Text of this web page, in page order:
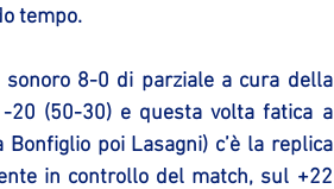
tempo.
8-0 di parziale a cura della
-20 (50-30) e questa volta fatica a
poi Lasagni) c’è la replica
in controllo del match, sul +22